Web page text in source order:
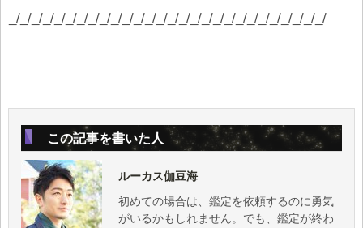
_/_/_/_/_/_/_/_/_/_/_/_/_/_/_/_/_/_/_/_/_/_/_/_/_/_/_/_/
この記事を書いた人
ルーカス伽豆海
初めての場合は、鑑定を依頼するのに勇気
がいるかもしれません。でも、鑑定が終わ